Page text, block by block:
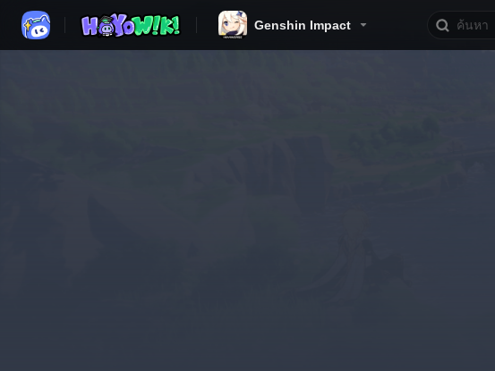
Genshin Impact